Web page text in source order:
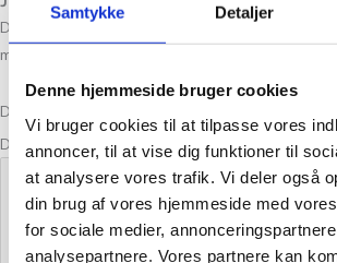
Samtykke Detaljer
Denne hjemmeside bruger cookies
Vi bruger cookies til at tilpasse vores
annoncer, til at vise dig funktioner til
at analysere vores trafik. Vi deler også
din brug af vores hjemmeside med
for sociale medier,
analysepartnere. Vores partnere kan
Din e-mailadresse vil ikke blive publiceret.
med
Din bedømmelse
Din anmeldelse*